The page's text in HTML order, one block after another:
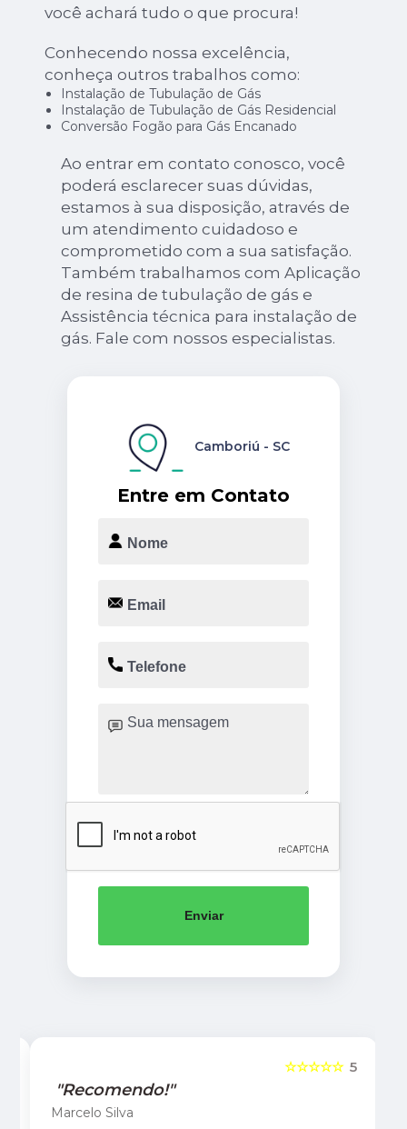
você achará tudo o que procura!
Conhecendo nossa excelência,
conheça outros trabalhos como:
Instalação de Tubulação de Gás
Instalação de Tubulação de Gás Residencial
Conversão Fogão para Gás Encanado
Ao entrar em contato conosco, você
poderá esclarecer suas dúvidas,
estamos à sua disposição, através de
um atendimento cuidadoso e
comprometido com a sua satisfação.
Também trabalhamos com Aplicação
de resina de tubulação de gás e
Assistência técnica para instalação de
gás. Fale com nossos especialistas.
Entre em Contato
Camboriú - SC
Enviar
5
☆☆☆☆☆
"Recomendo!"
Marcelo Silva